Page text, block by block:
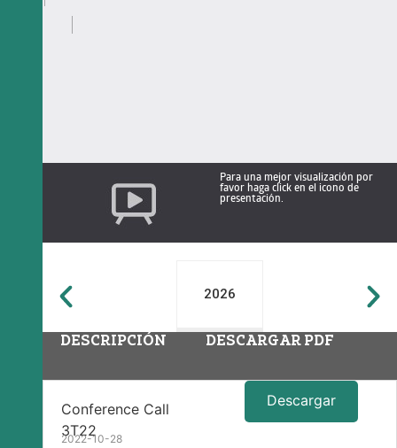
Para una mejor visualización por
favor haga click en el icono de
presentación.
2026
DESCRIPCIÓN DESCARGAR PDF
Conference Call
3T22
2022-10-28
Descargar